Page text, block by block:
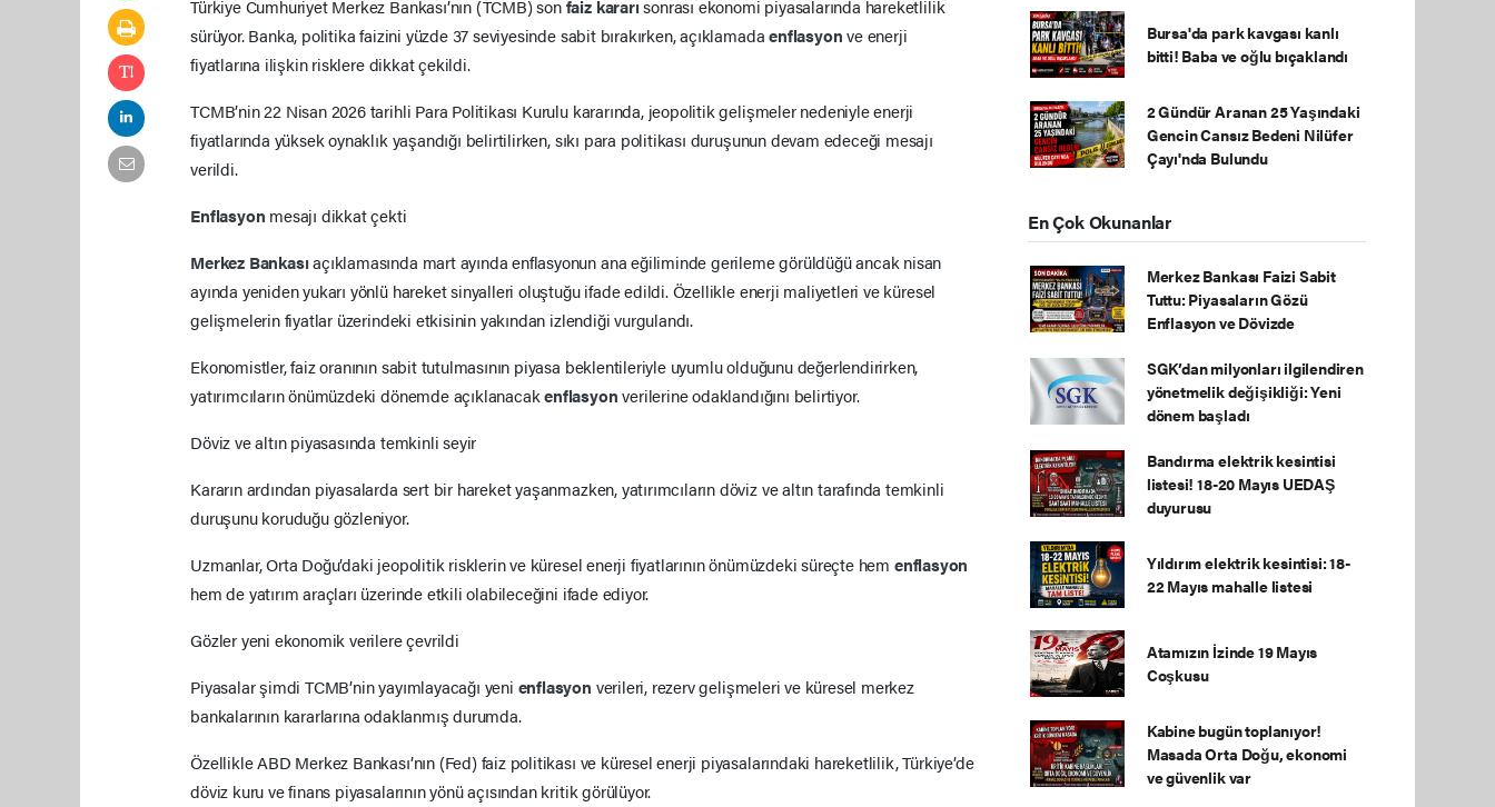
Türkiye Cumhuriyet Merkez Bankası’nın (TCMB) sonfaiz kararısonrası ekonomi piyasalarında hareketlilik
sürüyor. Banka, politika faizini yüzde 37 seviyesinde sabit bırakırken, açıklamadaenflasyonve enerji
fiyatlarına ilişkin risklere dikkat çekildi.
TCMB’nin 22 Nisan 2026 tarihli Para Politikası Kurulu kararında, jeopolitik gelişmeler nedeniyle enerji
fiyatlarında yüksek oynaklık yaşandığı belirtilirken, sıkı para politikası duruşunun devam edeceği mesajı
verildi.
Enflasyon mesajı dikkat çekti
Merkez Bankasıaçıklamasında mart ayında enflasyonun ana eğiliminde gerileme görüldüğü ancak nisan
ayında yeniden yukarı yönlü hareket sinyalleri oluştuğu ifade edildi. Özellikle enerji maliyetleri ve küresel
gelişmelerin fiyatlar üzerindeki etkisinin yakından izlendiği vurgulandı.
Ekonomistler, faiz oranının sabit tutulmasının piyasa beklentileriyle uyumlu olduğunu değerlendirirken,
yatırımcıların önümüzdeki dönemde açıklanacakenflasyonverilerine odaklandığını belirtiyor.
Döviz ve altın piyasasında temkinli seyir
Kararın ardından piyasalarda sert bir hareket yaşanmazken, yatırımcıların döviz ve altın tarafında temkinli
duruşunu koruduğu gözleniyor.
Uzmanlar, Orta Doğu’daki jeopolitik risklerin ve küresel enerji fiyatlarının önümüzdeki süreçte hem enflasyon
hem de yatırım araçları üzerinde etkili olabileceğini ifade ediyor.
Gözler yeni ekonomik verilere çevrildi
Piyasalar şimdi TCMB’nin yayımlayacağı yeni enflasyon verileri, rezerv gelişmeleri ve küresel merkez
bankalarının kararlarına odaklanmış durumda.
Özellikle ABD Merkez Bankası’nın (Fed) faiz politikası ve küresel enerji piyasalarındaki hareketlilik, Türkiye’de
döviz kuru ve finans piyasalarının yönü açısından kritik görülüyor.
Bursa'da park kavgası kanlı
bitti! Baba ve oğlu bıçaklandı
2 Gündür Aranan 25 Yaşındaki
Gencin Cansız Bedeni Nilüfer
Çayı'nda Bulundu
En Çok Okunanlar
Merkez Bankası Faizi Sabit
Tuttu: Piyasaların Gözü
Enflasyon ve Dövizde
SGK’dan milyonları ilgilendiren
yönetmelik değişikliği: Yeni
dönem başladı
Bandırma elektrik kesintisi
listesi! 18-20 Mayıs UEDAŞ
duyurusu
Yıldırım elektrik kesintisi: 18-
22 Mayıs mahalle listesi
Atamızın İzinde 19 Mayıs
Coşkusu
Kabine bugün toplanıyor!
Masada Orta Doğu, ekonomi
ve güvenlik var